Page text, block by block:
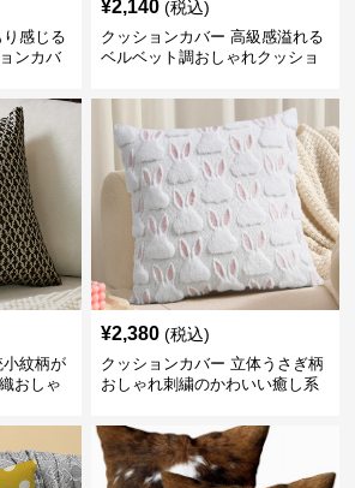
感じる
ンカバ
¥2,140 (税込)
クッションカバー 高級感溢れる
ベルベット調おしゃれクッショ
紋柄が
おしゃ
¥2,380 (税込)
クッションカバー 立体うさぎ柄
おしゃれ刺繍のかわいい癒し系